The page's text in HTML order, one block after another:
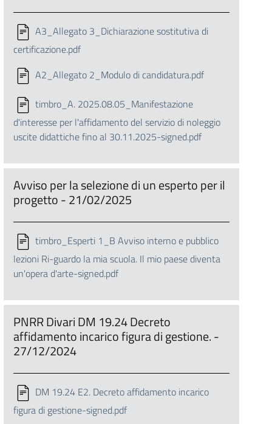
A3_Allegato 3_Dichiarazione sostitutiva di
certificazione.pdf
A2_Allegato 2_Modulo di candidatura.pdf
timbro_A. 2025.08.05_Manifestazione
d'interesse per l'affidamento del servizio di noleggio
uscite didattiche fino al 30.11.2025-signed.pdf
Avviso per la selezione di un esperto per il
progetto - 21/02/2025
timbro_Esperti 1_B Avviso interno e pubblico
lezioni Ri-guardo la mia scuola. Il mio paese diventa
un'opera d'arte-signed.pdf
PNRR Divari DM 19.24 Decreto
affidamento incarico figura di gestione. -
27/12/2024
DM 19.24 E2. Decreto affidamento incarico
figura di gestione-signed.pdf